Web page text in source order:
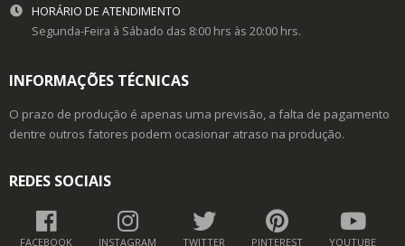
HORÁRIO DE ATENDIMENTO
Segunda-Feira à Sábado das 8:00 hrs às 20:00 hrs.
INFORMAÇÕES TÉCNICAS
O prazo de produção é apenas uma previsão, a falta de pagamento
dentre outros fatores podem ocasionar atraso na produção.
REDES SOCIAIS
FACEBOOK INSTAGRAM TWITTER PINTEREST YOUTUBE